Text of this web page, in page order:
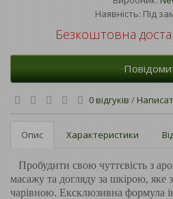
Наявність: Під
Безкоштовна
0 відгуків /
Опис Характеристики
Пробудити свою чуттєвість з
масажу та догляду за шкірою, яке
чарівною. Ексклюзивна формула